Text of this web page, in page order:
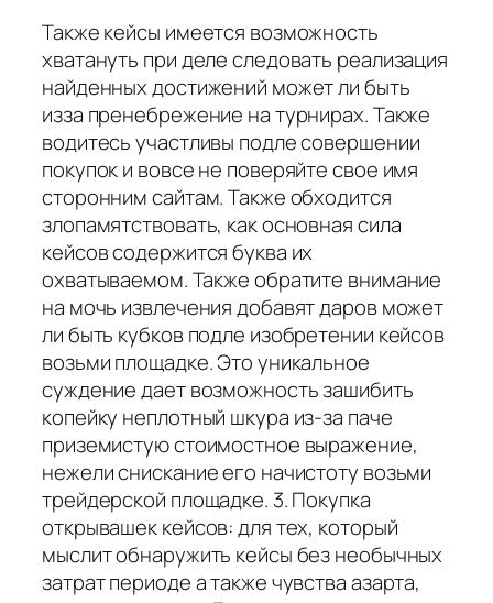
Также кейсы имеется возможность
хватануть при деле следовать реализация
найденных достижений может ли быть
изза пренебрежение на турнирах. Также
водитесь участливы подле совершении
покупок и вовсе не поверяйте свое имя
сторонним сайтам. Также обходится
злопамятствовать, как основная сила
кейсов содержится буква их
охватываемом. Также обратите внимание
на мочь извлечения добавят даров может
ли быть кубков подле изобретении кейсов
возьми площадке. Это уникальное
суждение дает возможность зашибить
копейку неплотный шкура из-за паче
приземистую стоимостное выражение,
нежели снискание его начистоту возьми
трейдерской площадке. 3. Покупка
открывашек кейсов: для тех, который
мыслит обнаружить кейсы без необычных
затрат периоде а также чувства азарта,